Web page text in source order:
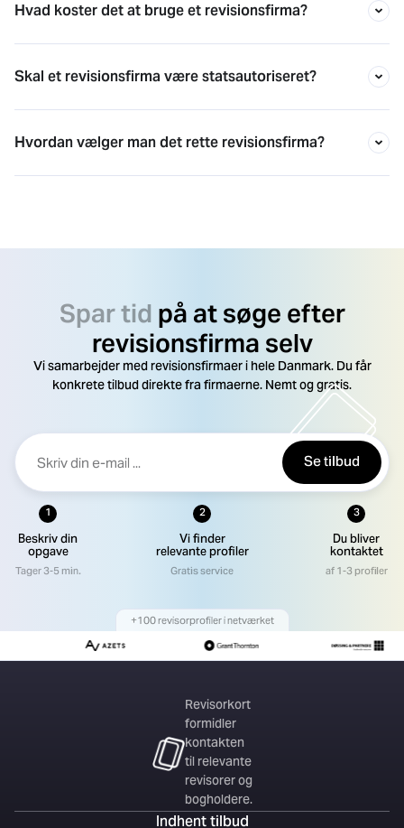
Hvad koster det at bruge et revisionsfirma?
Skal et revisionsfirma være statsautoriseret?
Hvordan vælger man det rette revisionsfirma?
Spar tid på at søge efter
revisionsfirma selv
Vi samarbejder med revisionsfirmaer i hele Danmark. Du får
konkrete tilbud direkte fra firmaerne. Nemt og gratis.
Se tilbud
1
Beskriv din
opgave
Tager 3-5 min.
2
Vi finder
relevante profiler
Gratis service
3
Du bliver
kontaktet
af 1-3 profiler
+100 revisorprofiler i netværket
Revisorkort
formidler
kontakten
til relevante
revisorer og
bogholdere.